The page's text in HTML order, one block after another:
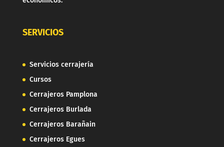
SERVICIOS
Servicios cerrajería
Cursos
Cerrajeros Pamplona
Cerrajeros Burlada
Cerrajeros Barañain
Cerrajeros Egues